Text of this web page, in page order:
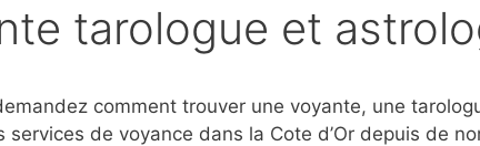
tarologue et
comment trouver une voyante, une
services de voyance dans la Cote d’Or depuis de